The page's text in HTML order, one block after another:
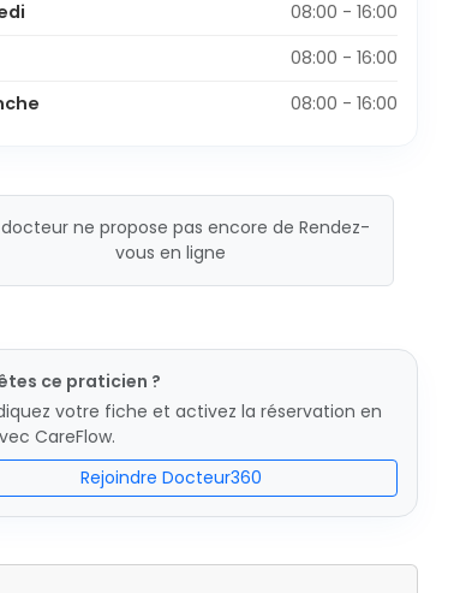
08:00 - 16:00
08:00 - 16:00
08:00 - 16:00
ne propose pas encore de Rendez-
vous en ligne
ce praticien ?
votre fiche et activez la réservation en
CareFlow.
Rejoindre Docteur360